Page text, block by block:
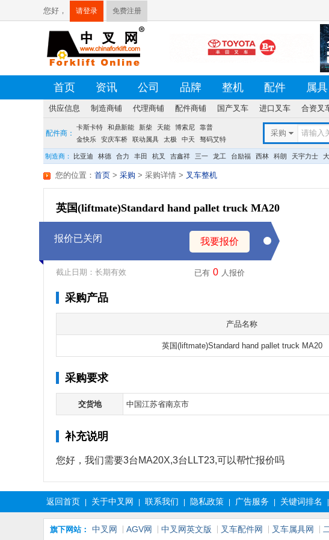
您好， 请登录 免费注册
首页 资讯 公司 品牌 整机 配件 属具
供应信息 制造商铺 代理商铺 配件商铺 国产叉车 进口叉车 合资叉
配件商：
卡斯卡特 和鼎新能 新柴 天能 博索尼 靠普
荷贝克 硕源 方源 佛朗斯 盛航
台创
金快乐
安庆车桥 联动属具 太极 中天
驽码艾特
采购
制造商： 比亚迪 林德 合力 丰田 杭叉 吉鑫祥 三一 龙工 台励福 西林 科朗 天宇力士
您的位置： 首页 > 采购 > 叉车整机
> 采购详情
英国(liftmate)Standard hand pallet truck MA20
报价已关闭 我要报价
截止日期：长期有效 已有 0 人报价
采购产品
产品名称
英国(liftmate)Standard hand pallet truck MA20
采购要求
交货地 中国江苏省南京市
补充说明
您好，我们需要3台MA20X,3台LLT23,可以帮忙报价吗
返回首页 关于中叉网 联系我们 隐私政策 广告服务 关键词排名
旗下网站： 中叉网 AGV网 中叉网英文版 叉车配件网 叉车属具网